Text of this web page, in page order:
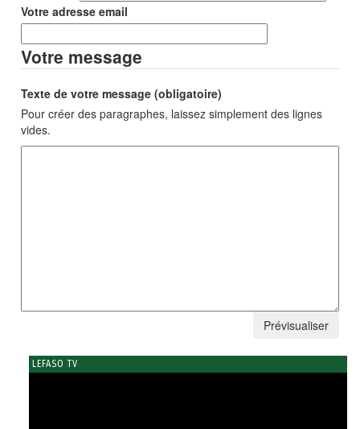
Votre adresse email
Votre message
Texte de votre message (obligatoire)
Pour créer des paragraphes, laissez simplement des lignes
vides.
LEFASO TV